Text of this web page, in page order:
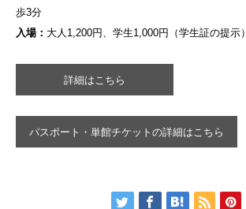
歩3分
入場： 大人1,200円、学生1,000円（学生証の提示）
詳細はこちら
パスポート・単館チケットの詳細はこちら